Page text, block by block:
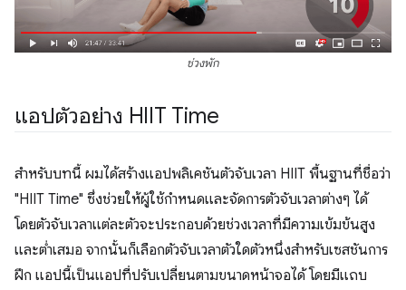
ช่วงพัก
แอปตัวอย่าง HIIT Time
สำหรับบทนี้ ผมได้สร้างแอปพลิเคชันตัวจับเวลา HIIT พื้นฐานที่ชื่อว่า
"HIIT Time" ซึ่งช่วยให้ผู้ใช้กำหนดและจัดการตัวจับเวลาต่างๆ ได้
โดยตัวจับเวลาแต่ละตัวจะประกอบด้วยช่วงเวลาที่มีความเข้มข้นสูง
และต่ำเสมอ จากนั้นก็เลือกตัวจับเวลาตัวใดตัวหนึ่งสำหรับเซสชันการ
ฝึก แอปนี้เป็นแอปที่ปรับเปลี่ยนตามขนาดหน้าจอได้ โดยมีแถบ